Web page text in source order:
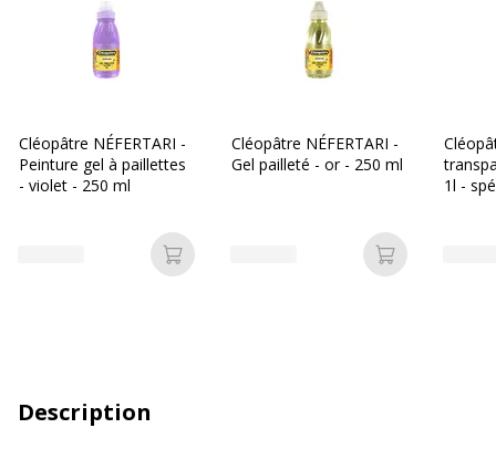
Cléopâtre NÉFERTARI -
Peinture gel à paillettes
- violet - 250 ml
Ajouter au panier
Cléopâtre NÉFERTARI -
Gel pailleté - or - 250 ml
Ajouter au
1l -
Description